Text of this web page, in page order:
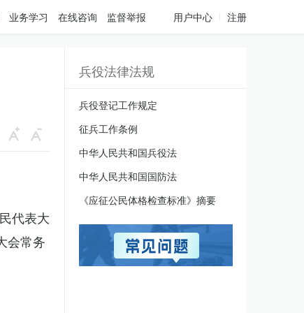
业务学习 在线咨询 监督举报 用户中心 注册
代表大
会常务
兵役法律法规
兵役登记工作规定
征兵工作条例
中华人民共和国兵役法
中华人民共和国国防法
《应征公民体格检查标准》摘要